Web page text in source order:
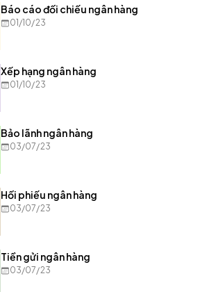
Báo cáo đối chiếu ngân hàng
01/10/23
Xếp hạng ngân hàng
01/10/23
Bảo lãnh ngân hàng
03/07/23
Hối phiếu ngân hàng
03/07/23
Tiền gửi ngân hàng
03/07/23